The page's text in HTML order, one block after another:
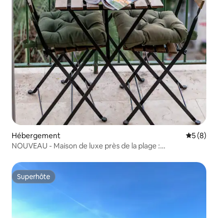
Hébergement
5 (8)
NOUVEAU - Maison de luxe près de la plage :
Superhôte
Superhôte